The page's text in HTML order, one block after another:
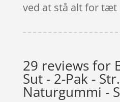
ved at stå alt for tæt
29 reviews for
Sut - 2-Pak -
Naturgummi -